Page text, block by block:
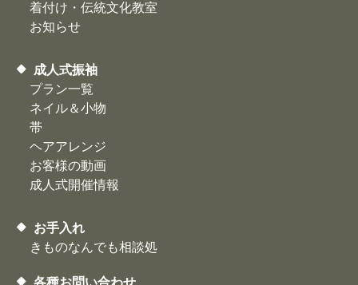
着付け・伝統文化教室
お知らせ
成人式振袖
プラン一覧
ネイル＆小物
帯
ヘアアレンジ
お客様の動画
​成人式開催情報
お手入れ
きものなんでも相談処